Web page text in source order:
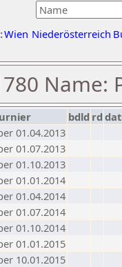
Wien Niederösterreich
Name:
bdld rd
01.04.2013
01.07.2013
01.10.2013
01.01.2014
01.04.2014
01.07.2014
01.10.2014
01.01.2015
10.01.2015